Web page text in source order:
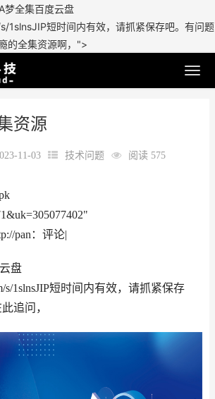
全集百度云盘
短时间内有效，请抓紧保存吧。有问题
的全集资源啊，">
资源
11-03 技术问题 阅读 575
pan：评论|
盘
s/1slnsJIP短时间内有效，请抓紧保存
追问，